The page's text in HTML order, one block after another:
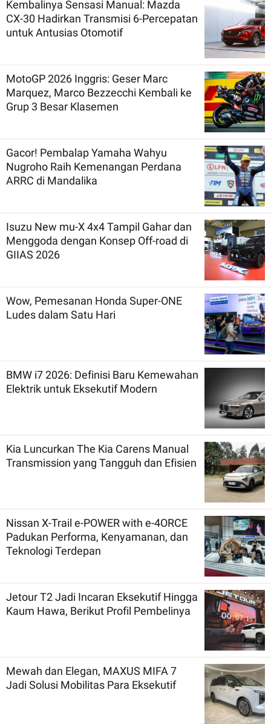
Kembalinya Sensasi Manual: Mazda
CX-30 Hadirkan Transmisi 6-Percepatan
untuk Antusias Otomotif
MotoGP 2026 Inggris: Geser Marc
Marquez, Marco Bezzecchi Kembali ke
Grup 3 Besar Klasemen
Gacor! Pembalap Yamaha Wahyu
Nugroho Raih Kemenangan Perdana
ARRC di Mandalika
Isuzu New mu-X 4x4 Tampil Gahar dan
Menggoda dengan Konsep Off-road di
GIIAS 2026
Wow, Pemesanan Honda Super-ONE
Ludes dalam Satu Hari
BMW i7 2026: Definisi Baru Kemewahan
Elektrik untuk Eksekutif Modern
Kia Luncurkan The Kia Carens Manual
Transmission yang Tangguh dan Efisien
Nissan X-Trail e-POWER with e-4ORCE
Padukan Performa, Kenyamanan, dan
Teknologi Terdepan
Jetour T2 Jadi Incaran Eksekutif Hingga
Kaum Hawa, Berikut Profil Pembelinya
Mewah dan Elegan, MAXUS MIFA 7
Jadi Solusi Mobilitas Para Eksekutif